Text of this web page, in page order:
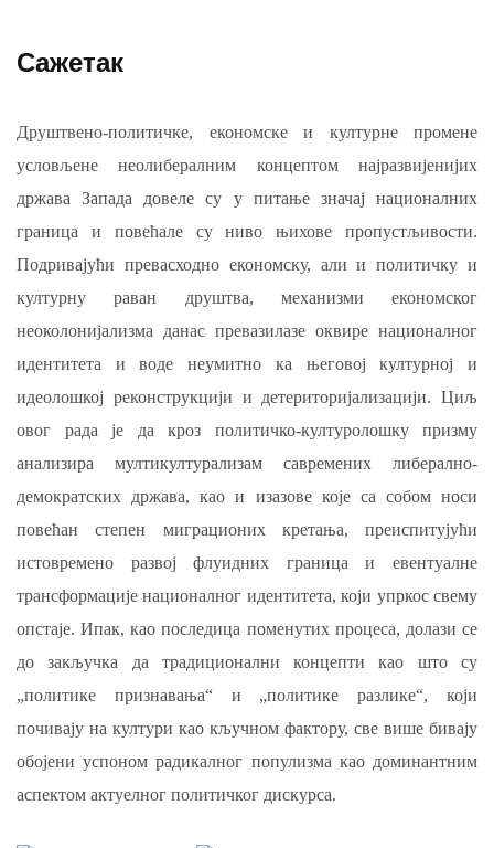
Сажетак
Друштвено-политичке, економске и културне промене
условљене неолибералним концептом најразвијенијих
држава Запада довеле су у питање значај националних
граница и повећале су ниво њихове пропустљивости.
Подривајући превасходно економску, али и политичку и
културну раван друштва, механизми економског
неоколонијализма данас превазилазе оквире националног
идентитета и воде неумитно ка његовој културној и
идеолошкој реконструкцији и детериторијализацији. Циљ
овог рада је да кроз политичко-културолошку призму
анализира мултикултурализам савремених либерално-
демократских држава, као и изазове које са собом носи
повећан степен миграционих кретања, преиспитујући
истовремено развој флуидних граница и евентуалне
трансформације националног идентитета, који упркос свему
опстаје. Ипак, као последица поменутих процеса, долази се
до закључка да традиционални концепти као што су
„политике признавања“ и „политике разлике“, који
почивају на култури као кључном фактору, све више бивају
обојени успоном радикалног популизма као доминантним
аспектом актуелног политичког дискурса.